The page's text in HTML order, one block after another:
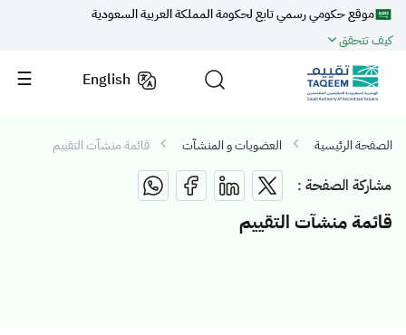
موقع حكومي رسمي تابع لحكومة المملكة العربية السعودية
كيف تتحقق
English
الصفحة الرئيسية العضويات و المنشآت قائمة منشآت التقييم
مشاركة الصفحة :
قائمة منشآت التقييم